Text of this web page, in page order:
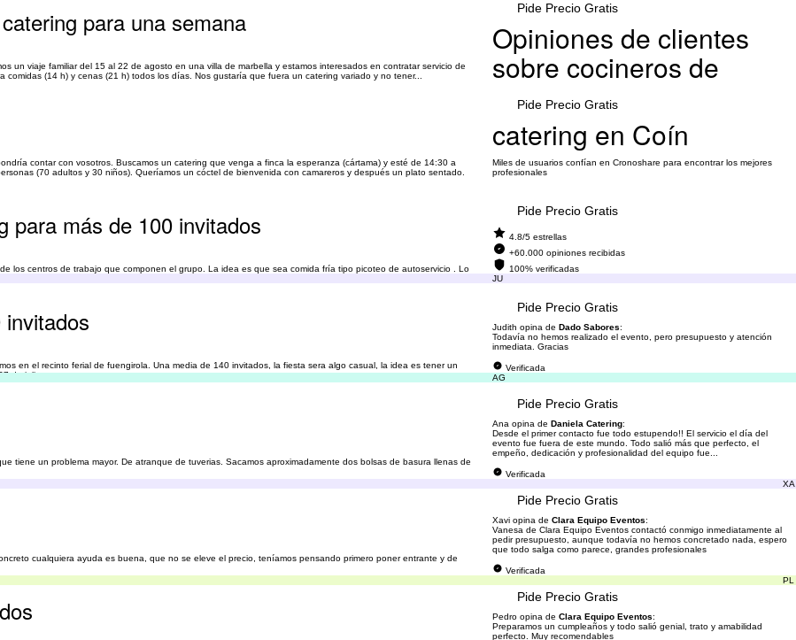
para una semana
un viaje familiar del 15 al 22 de agosto en una villa de marbella y estamos interesados en contratar servicio de
(14 h) y cenas (21 h) todos los días. Nos gustaría que fuera un catering variado y no tener...
Pide Precio Gratis
contar con vosotros. Buscamos un catering que venga a finca la esperanza (cártama) y esté de 14:30 a
(70 adultos y 30 niños). Queríamos un cóctel de bienvenida con camareros y después un plato sentado.
Pide Precio Gratis
para más de 100 invitados
los centros de trabajo que componen el grupo. La idea es que sea comida fría tipo picoteo de autoservicio . Lo
Pide Precio Gratis
en el recinto ferial de fuengirola. Una media de 140 invitados, la fiesta sera algo casual, la idea es tener un
de julio
Pide Precio Gratis
tiene un problema mayor. De atranque de tuverias. Sacamos aproximadamente dos bolsas de basura llenas de
Pide Precio Gratis
cualquiera ayuda es buena, que no se eleve el precio, teníamos pensando primero poner entrante y de
Pide Precio Gratis
Pide Precio Gratis
Opiniones de clientes
sobre cocineros de
catering en Coín
Miles de usuarios confían en Cronoshare para encontrar los mejores
profesionales
4.8/5 estrellas
+60.000 opiniones recibidas
100% verificadas
JU
Judith opina de Dado Sabores:
Todavía no hemos realizado el evento, pero presupuesto y atención
inmediata. Gracias
Verificada
AG
Ana opina de Daniela Catering:
Desde el primer contacto fue todo estupendo!! El servicio el día del
evento fue fuera de este mundo. Todo salió más que perfecto, el
empeño, dedicación y profesionalidad del equipo fue...
Verificada
XA
Xavi opina de Clara Equipo Eventos:
Vanesa de Clara Equipo Eventos contactó conmigo inmediatamente al
pedir presupuesto, aunque todavía no hemos concretado nada, espero
que todo salga como parece, grandes profesionales
Verificada
PL
Pedro opina de Clara Equipo Eventos:
Preparamos un cumpleaños y todo salió genial, trato y amabilidad
perfecto. Muy recomendables